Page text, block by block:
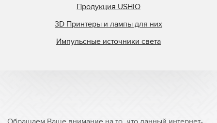
Продукция USHIO
3D Принтеры и лампы для них
Импульсные источники света